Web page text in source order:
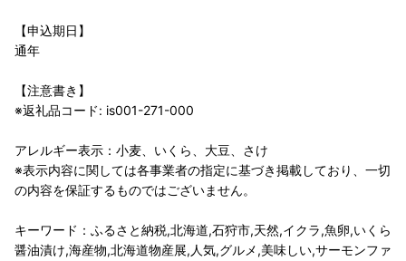
【申込期日】
通年
【注意書き】
※返礼品コード: is001-271-000
アレルギー表示：小麦、いくら、大豆、さけ
※表示内容に関しては各事業者の指定に基づき掲載しており、一切
の内容を保証するものではございません。
キーワード：ふるさと納税,北海道,石狩市,天然,イクラ,魚卵,いくら
醤油漬け,海産物,北海道物産展,人気,グルメ,美味しい,サーモンファ